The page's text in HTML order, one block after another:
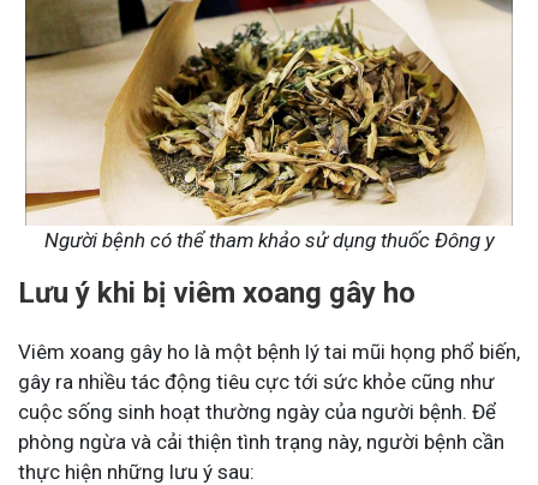
Người bệnh có thể tham khảo sử dụng thuốc Đông y
Lưu ý khi bị viêm xoang gây ho
Viêm xoang gây ho là một bệnh lý tai mũi họng phổ biến,
gây ra nhiều tác động tiêu cực tới sức khỏe cũng như
cuộc sống sinh hoạt thường ngày của người bệnh. Để
phòng ngừa và cải thiện tình trạng này, người bệnh cần
thực hiện những lưu ý sau: